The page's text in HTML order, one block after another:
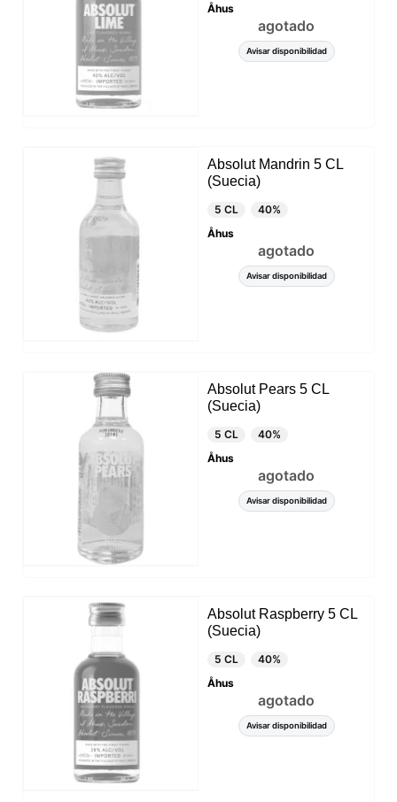
Åhus
agotado
Avisar disponibilidad
Absolut Mandrin 5 CL
(Suecia)
5 CL
40%
Åhus
agotado
Avisar disponibilidad
Absolut Pears 5 CL
(Suecia)
5 CL
40%
Åhus
agotado
Avisar disponibilidad
Absolut Raspberry 5 CL
(Suecia)
5 CL
40%
Åhus
agotado
Avisar disponibilidad